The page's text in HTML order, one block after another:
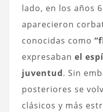
lado, en los años
aparecieron
conocidas como
expresaban el
juventud. Sin
posteriores se
clásicos y más